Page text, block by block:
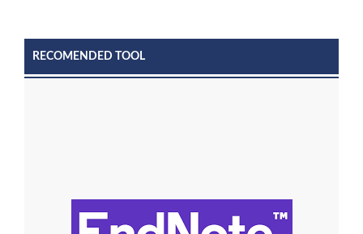
RECOMENDED TOOL